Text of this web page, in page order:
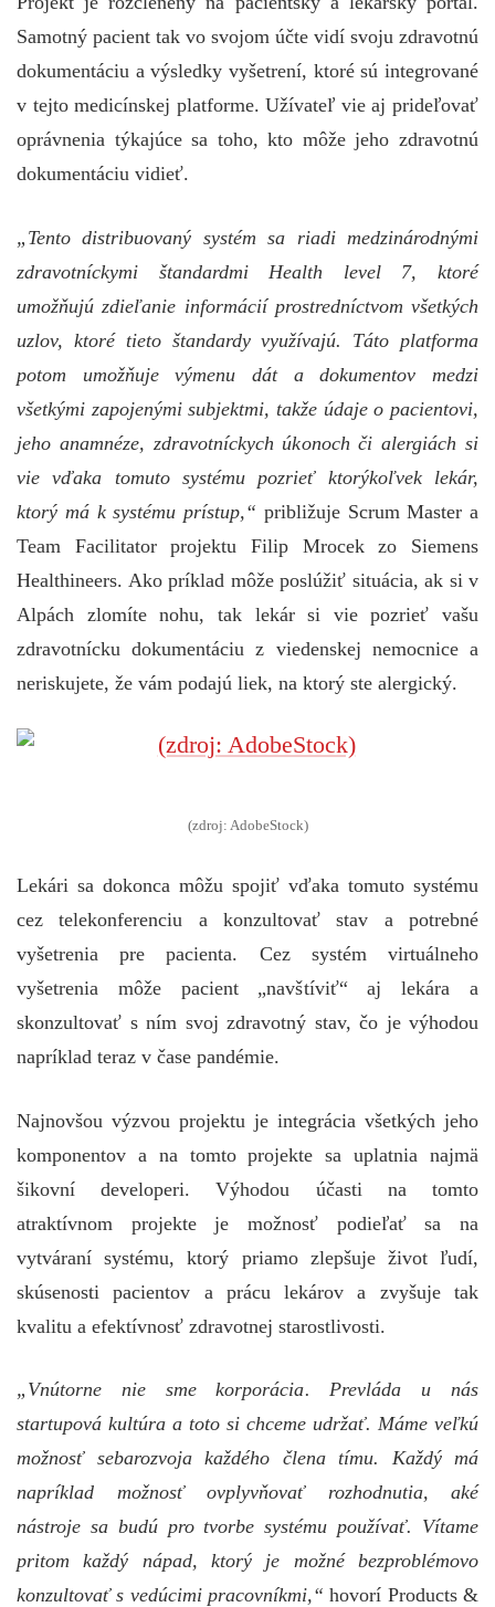
Samotný pacient tak vo svojom účte vidí svoju zdravotnú
dokumentáciu a výsledky vyšetrení, ktoré sú integrované
v tejto medicínskej platforme. Užívateľ vie aj prideľovať
oprávnenia týkajúce sa toho, kto môže jeho zdravotnú
dokumentáciu vidieť.
„Tento distribuovaný systém sa riadi medzinárodnými
zdravotníckymi štandardmi Health level 7, ktoré
umožňujú zdieľanie informácií prostredníctvom všetkých
uzlov, ktoré tieto štandardy využívajú. Táto platforma
potom umožňuje výmenu dát a dokumentov medzi
všetkými zapojenými subjektmi, takže údaje o pacientovi,
jeho anamnéze, zdravotníckych úkonoch či alergiách si
vie vďaka tomuto systému pozrieť ktorýkoľvek lekár,
ktorý má k systému prístup,“ približuje Scrum Master a
Team Facilitator projektu Filip Mrocek zo Siemens
Healthineers. Ako príklad môže poslúžiť situácia, ak si v
Alpách zlomíte nohu, tak lekár si vie pozrieť vašu
zdravotnícku dokumentáciu z viedenskej nemocnice a
neriskujete, že vám podajú liek, na ktorý ste alergický.
(zdroj: AdobeStock)
Lekári sa dokonca môžu spojiť vďaka tomuto systému
cez telekonferenciu a konzultovať stav a potrebné
vyšetrenia pre pacienta. Cez systém virtuálneho
vyšetrenia môže pacient „navštíviť“ aj lekára a
skonzultovať s ním svoj zdravotný stav, čo je výhodou
napríklad teraz v čase pandémie.
Najnovšou výzvou projektu je integrácia všetkých jeho
komponentov a na tomto projekte sa uplatnia najmä
šikovní developeri. Výhodou účasti na tomto
atraktívnom projekte je možnosť podieľať sa na
vytváraní systému, ktorý priamo zlepšuje život ľudí,
skúsenosti pacientov a prácu lekárov a zvyšuje tak
kvalitu a efektívnosť zdravotnej starostlivosti.
„Vnútorne nie sme korporácia. Prevláda u nás
startupová kultúra a toto si chceme udržať. Máme veľkú
možnosť sebarozvoja každého člena tímu. Každý má
napríklad možnosť ovplyvňovať rozhodnutia, aké
nástroje sa budú pro tvorbe systému používať. Vítame
pritom každý nápad, ktorý je možné bezproblémovo
konzultovať s vedúcimi pracovníkmi,“ hovorí Products &